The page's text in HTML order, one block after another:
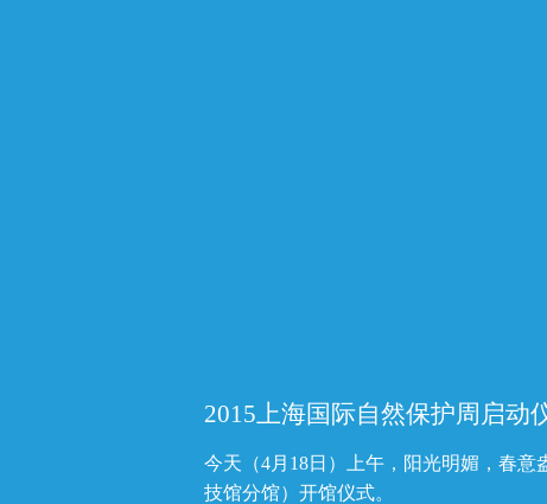
2015上海国际自然保护周启动
今天（4月18日）上午，阳光明媚，春
技馆分馆）开馆仪式。